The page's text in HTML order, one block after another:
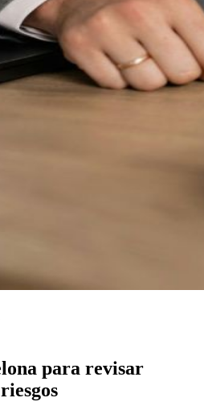
para revisar